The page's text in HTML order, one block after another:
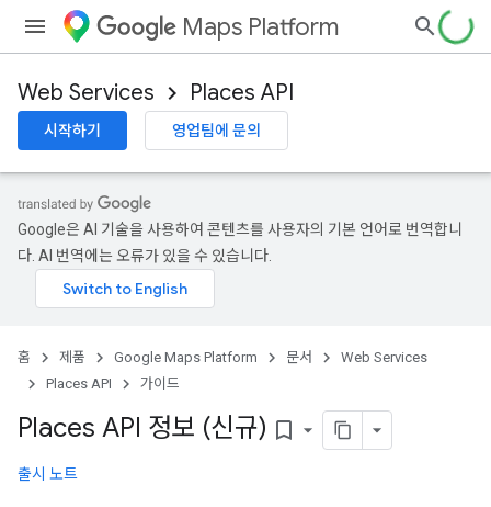
Maps Platform
Web Services Places API
시작하기 영업팀에 문의
Google은 AI 기술을 사용하여 콘텐츠를 사용자의 기본 언어로 번역합니
다. AI 번역에는 오류가 있을 수 있습니다.
홈 제품 Google Maps Platform 문서
Web Services
Places API
가이드
Places API 정보 (신규) bookmark_border
출시 노트